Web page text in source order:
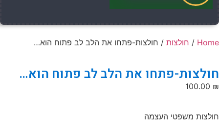
Home
/ חולצות/ חולצות-פתחו את הלב לב פתוח הוא…
חולצות-פתחו את הלב לב פתוח הוא…
100.00 ₪
חולצות משפטי העצמה